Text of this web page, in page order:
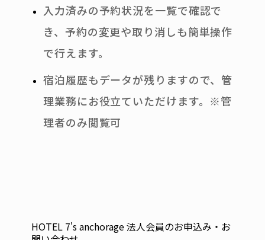
入力済みの予約状況を一覧で確認で
き、予約の変更や取り消しも簡単操作
で行えます。
宿泊履歴もデータが残りますので、管
理業務にお役立ていただけます。※管
理者のみ閲覧可